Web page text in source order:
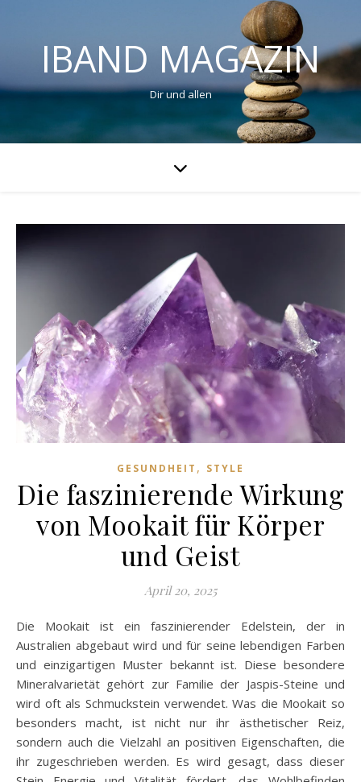
IBAND MAGAZIN
Dir und allen
GESUNDHEIT , STYLE
Die faszinierende Wirkung
von Mookait für Körper
und Geist
April 20, 2025
Die Mookait ist ein faszinierender Edelstein, der in
Australien abgebaut wird und für seine lebendigen Farben
und einzigartigen Muster bekannt ist. Diese besondere
Mineralvarietät gehört zur Familie der Jaspis-Steine und
wird oft als Schmuckstein verwendet. Was die Mookait so
besonders macht, ist nicht nur ihr ästhetischer Reiz,
sondern auch die Vielzahl an positiven Eigenschaften, die
ihr zugeschrieben werden. Es wird gesagt, dass dieser